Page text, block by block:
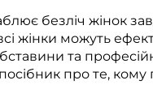
безліч жінок
жінки можуть
та
про те, кому